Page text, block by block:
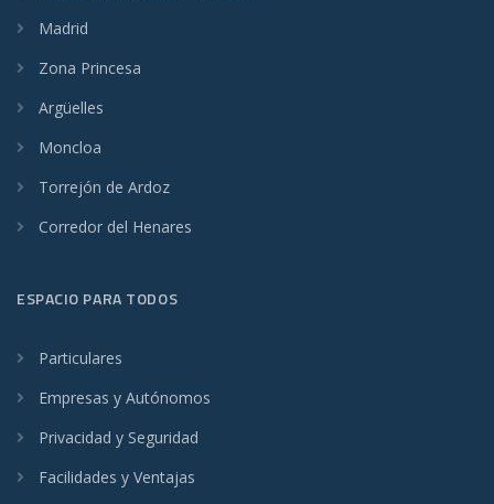
Madrid
Zona Princesa
Argüelles
Moncloa
Torrejón de Ardoz
Corredor del Henares
ESPACIO PARA TODOS
Particulares
Empresas y Autónomos
Privacidad y Seguridad
Facilidades y Ventajas